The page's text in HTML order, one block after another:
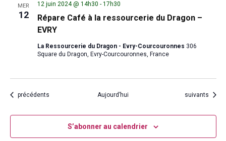
MER
12
Répare Café à la ressourcerie du Dragon –
EVRY
12 juin 2024 @ 14h30 - 17h30
La Ressourcerie du Dragon - Evry-Courcouronnes 306
Square du Dragon, Evry-Courcouronnes, France
Évènements
précédents Aujourd’hui Évènements
suivants
S’abonner au calendrier